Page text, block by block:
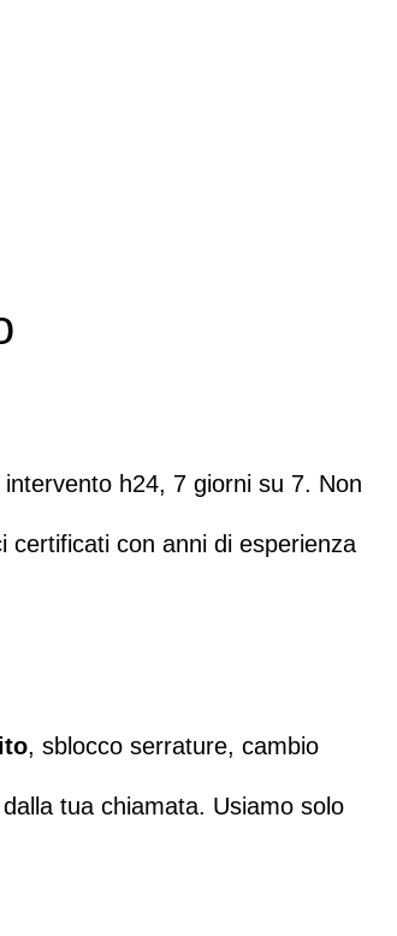
h24, 7 giorni su 7. Non
certificati con anni di esperienza
, sblocco serrature, cambio
dalla tua chiamata. Usiamo solo